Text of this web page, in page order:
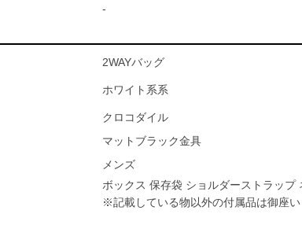
-
2WAYバッグ
ホワイト系系
クロコダイル
マットブラック金具
メンズ
ボックス 保存袋 ショルダーストラップ
※記載している物以外の付属品は御座